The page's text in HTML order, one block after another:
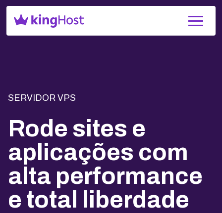
SERVIDOR VPS
Rode sites e
aplicações com
alta performance
e total liberdade